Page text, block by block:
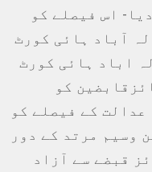
کردیا- اس فیصلے کو
آباد ہائی کورٹ
اباد ہائی کورٹ
کو ناجائزقابضین کو
کے فیصلے کو
وسیم مرتد کے دور
قبضے سے آزاد